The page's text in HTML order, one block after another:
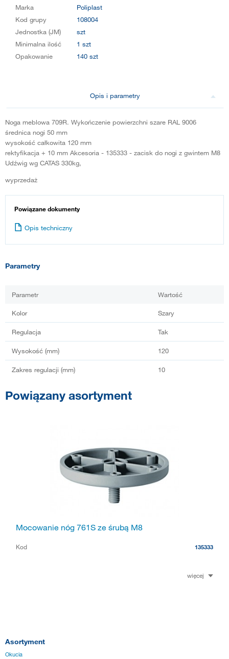
Marka
Poliplast
Kod grupy
108004
Jednostka (JM)
szt
Minimalna ilość
1 szt
Opakowanie
140 szt
Opis i parametry
Noga meblowa 709R. Wykończenie powierzchni szare RAL 9006
średnica nogi 50 mm
wysokość całkowita 120 mm
rektyfikacja + 10 mm Akcesoria - 135333 - zacisk do nogi z gwintem M8
Udźwig wg CATAS 330kg,
wyprzedaż
Powiązane dokumenty
Opis techniczny
Parametry
Parametr Wartość
Kolor Szary
Regulacja Tak
Wysokość (mm) 120
Zakres regulacji (mm) 10
Powiązany asortyment
Mocowanie nóg 761S ze śrubą M8
Kod 135333
więcej
Asortyment
Okucia